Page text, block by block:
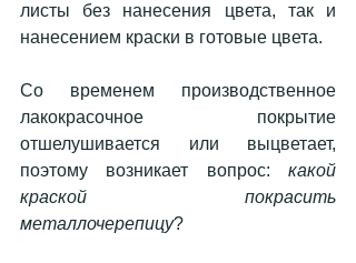
листы без нанесения цвета, так и
нанесением краски в готовые цвета.
Со временем производственное
лакокрасочное покрытие
отшелушивается или выцветает,
поэтому возникает вопрос: какой
краской покрасить
металлочерепицу?